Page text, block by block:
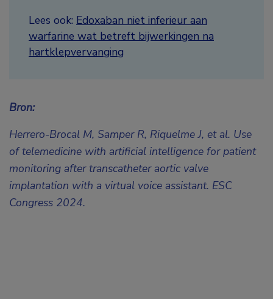
Lees ook: Edoxaban niet inferieur aan
warfarine wat betreft bijwerkingen na
hartklepvervanging
Bron:
Herrero-Brocal M, Samper R, Riquelme J, et al. Use
of telemedicine with artificial intelligence for patient
monitoring after transcatheter aortic valve
implantation with a virtual voice assistant. ESC
Congress 2024.